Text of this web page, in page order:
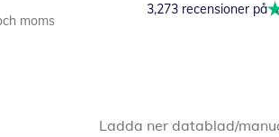
moms
3,273 recensioner på
Ladda ner datablad/